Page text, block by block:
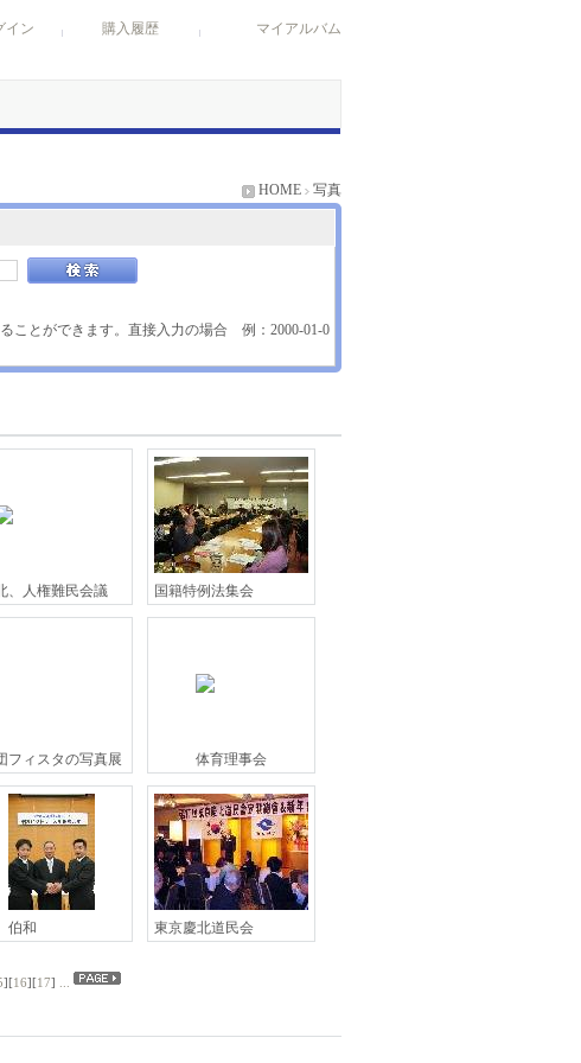
イン 購入履歴 マイアルバム
HOME 写真
ことができます。直接入力の場合 例：2000-01-0
、人権難民会議 国籍特例法集会
フィスタの写真展 体育理事会
伯和 東京慶北道民会
][16][17]